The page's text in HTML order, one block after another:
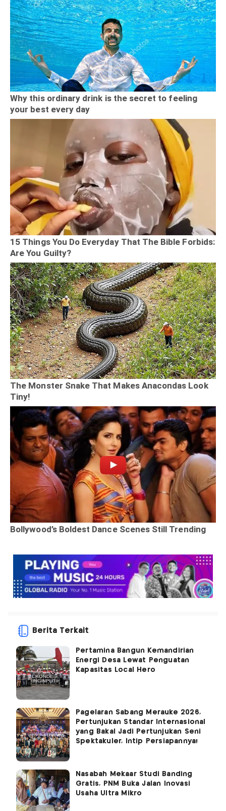
Berita Terkait
Pertamina Bangun Kemandirian
Energi Desa Lewat Penguatan
Kapasitas Local Hero
Pagelaran Sabang Merauke 2026,
Pertunjukan Standar Internasional
yang Bakal Jadi Pertunjukan Seni
Spektakuler, Intip Persiapannya!
Nasabah Mekaar Studi Banding
Gratis, PNM Buka Jalan Inovasi
Usaha Ultra Mikro